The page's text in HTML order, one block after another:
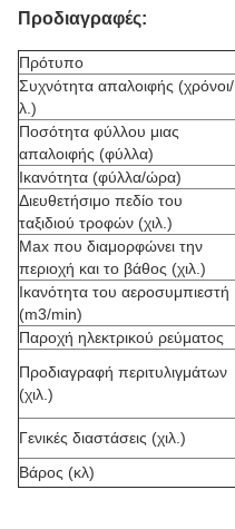
Προδιαγραφές:
Πρότυπο
Συχνότητα απαλοιφής (χρόνοι/
λ.)
Ποσότητα φύλλου μιας
απαλοιφής (φύλλα)
Ικανότητα (φύλλα/ώρα)
Διευθετήσιμο πεδίο του
ταξιδιού τροφών (χιλ.)
Max που διαμορφώνει την
περιοχή και το βάθος (χιλ.)
Ικανότητα του αεροσυμπιεστή
(m3/min)
Παροχή ηλεκτρικού ρεύματος
Προδιαγραφή περιτυλιγμάτων
(χιλ.)
Γενικές διαστάσεις (χιλ.)
Βάρος (κλ)